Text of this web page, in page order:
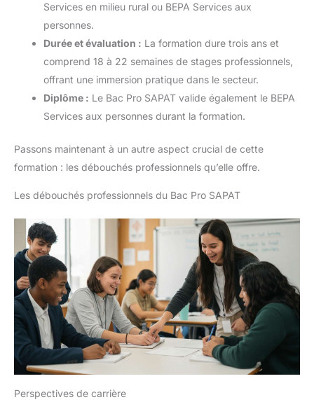
Services en milieu rural ou BEPA Services aux
personnes.
Durée et évaluation : La formation dure trois ans et
comprend 18 à 22 semaines de stages professionnels,
offrant une immersion pratique dans le secteur.
Diplôme : Le Bac Pro SAPAT valide également le BEPA
Services aux personnes durant la formation.
Passons maintenant à un autre aspect crucial de cette
formation : les débouchés professionnels qu’elle offre.
Les débouchés professionnels du Bac Pro SAPAT
Perspectives de carrière